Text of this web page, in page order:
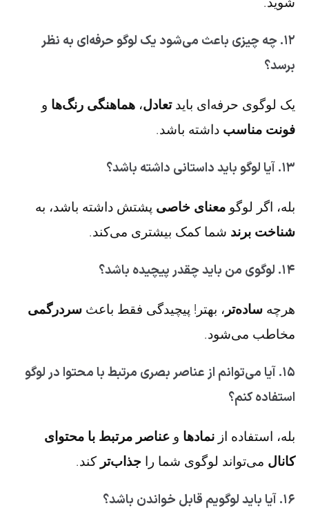
۱۲. چه چیزی باعث می‌شود یک لوگو حرفه‌ای به نظر
برسد؟
یک لوگوی حرفه‌ای بایدتعادل، هماهنگی رنگ‌ها و
فونت مناسب داشته باشد.
۱۳. آیا لوگو باید داستانی داشته باشد؟
بله، اگر لوگو معنای خاصی پشتش داشته باشد، به
شناخت برند شما کمک بیشتری می‌کند.
۱۴. لوگوی من باید چقدر پیچیده باشد؟
هرچه ساده‌تر ، بهتر! پیچیدگی فقط باعث سردرگمی
مخاطب می‌شود.
۱۵. آیا می‌توانم از عناصر بصری مرتبط با محتوا در لوگو
استفاده کنم؟
بله، استفاده از نمادها و عناصر مرتبط با محتوای
کانال می‌تواند لوگوی شما را جذاب‌تر کند.
۱۶. آیا باید لوگویم قابل خواندن باشد؟